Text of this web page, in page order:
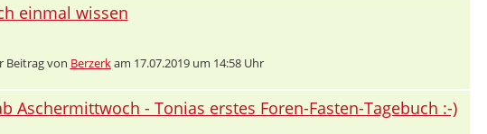
einmal wissen
von Berzerkam 17.07.2019 um 14:58 Uhr
Aschermittwoch - Tonias erstes Foren-Fasten-Tagebuch :-)